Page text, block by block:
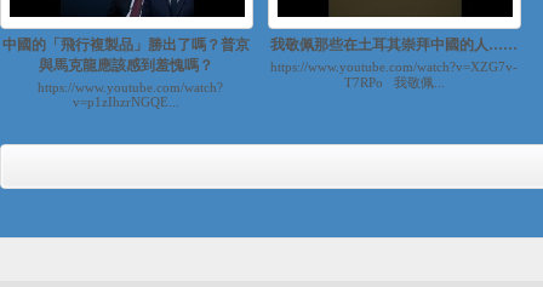
中國的「飛行複製品」勝出了嗎？普京
與馬克龍應該感到羞愧嗎？
https://www.youtube.com/watch?
v=p1zIhzrNGQE...
我敬佩那些在土耳其崇拜中國的人……
https://www.youtube.com/watch?v=XZG7v-
T7RPo 我敬佩...